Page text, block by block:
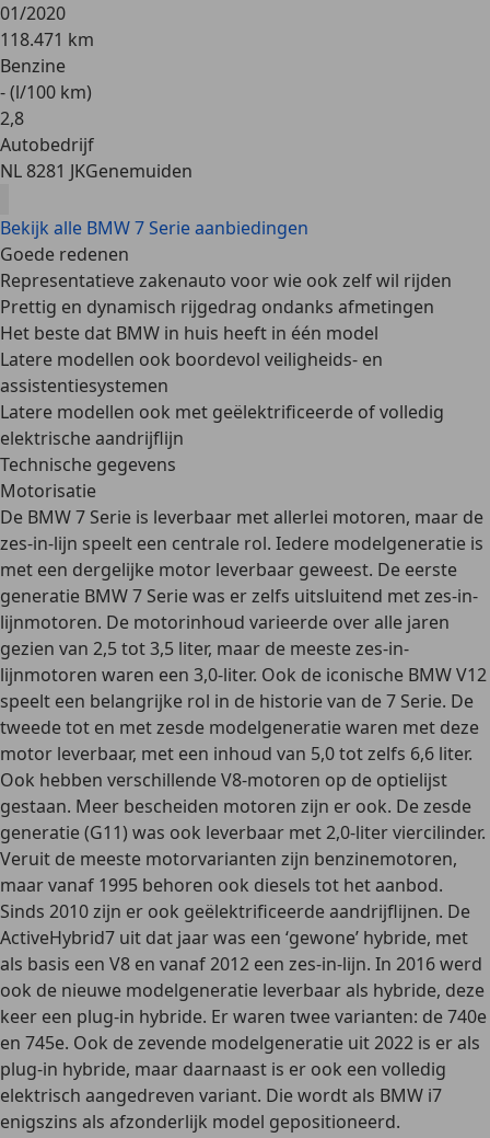
01/2020
118.471 km
Benzine
- (l/100 km)
2,8
Autobedrijf
NL 8281 JKGenemuiden
Bekijk alle BMW 7 Serie aanbiedingen
Goede redenen
Representatieve zakenauto voor wie ook zelf wil rijden
Prettig en dynamisch rijgedrag ondanks afmetingen
Het beste dat BMW in huis heeft in één model
Latere modellen ook boordevol veiligheids- en
assistentiesystemen
Latere modellen ook met geëlektrificeerde of volledig
elektrische aandrijflijn
Technische gegevens
Motorisatie
De BMW 7 Serie is leverbaar met allerlei motoren, maar de
zes-in-lijn speelt een centrale rol. Iedere modelgeneratie is
met een dergelijke motor leverbaar geweest. De eerste
generatie BMW 7 Serie was er zelfs uitsluitend met zes-in-
lijnmotoren. De motorinhoud varieerde over alle jaren
gezien van 2,5 tot 3,5 liter, maar de meeste zes-in-
lijnmotoren waren een 3,0-liter. Ook de iconische BMW V12
speelt een belangrijke rol in de historie van de 7 Serie. De
tweede tot en met zesde modelgeneratie waren met deze
motor leverbaar, met een inhoud van 5,0 tot zelfs 6,6 liter.
Ook hebben verschillendeV8-motoren op de optielijst
gestaan. Meer bescheiden motoren zijn er ook. De zesde
generatie (G11) was ook leverbaar met 2,0-liter viercilinder.
Veruit de meeste motorvarianten zijn benzinemotoren,
maar vanaf 1995 behoren ook diesels tot het aanbod.
Sinds 2010 zijn er ook geëlektrificeerde aandrijflijnen. De
ActiveHybrid7 uit dat jaar was een ‘gewone’ hybride, met
als basis een V8 en vanaf 2012 een zes-in-lijn. In 2016 werd
ook de nieuwe modelgeneratie leverbaar als hybride, deze
keer een plug-in hybride. Er waren twee varianten: de 740e
en 745e. Ook de zevende modelgeneratie uit 2022 is er als
plug-in hybride, maar daarnaast is er ook een volledig
elektrisch aangedreven variant. Die wordt als BMW i7
enigszins als afzonderlijk model gepositioneerd.